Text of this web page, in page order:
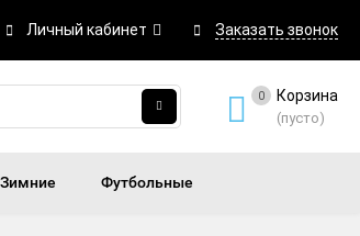
Личный кабинет Заказать звонок
0 Корзина
(пусто)
Зимние Футбольные